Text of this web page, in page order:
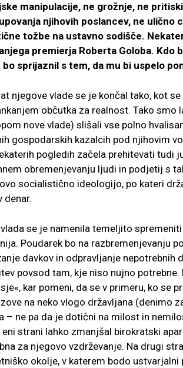
manipulacije, ne grožnje, ne
njihovih poslancev, ne
tožbe na ustavno sodišče.
premierja Roberta Goloba. Kdo
bo sprijaznil s tem, da mu bi uspelo
njegove vlade se je končal tako, kot
občutka za realnost. Tako smo
nove vlade) slišali vse polno
gospodarskih kazalcih pod njihovim
pogledih začela prehitevati tudi
obremenjevanju ljudi in podjetij s
socialistično ideologijo, po kateri
denar.
se je namenila temeljito
Poudarek bo na razbremenjevanju
davkov in odpravljanje nepotrebnih
povsod tam, kje niso nujno
kar pomeni, da se v primeru, ko se
na neko vlogo državljana (denimo
– ne pa da je dotični na milost in
eni strani lahko zmanjšal birokratski
za njegovo vzdrževanje. Na drugi
okolje, v katerem bodo